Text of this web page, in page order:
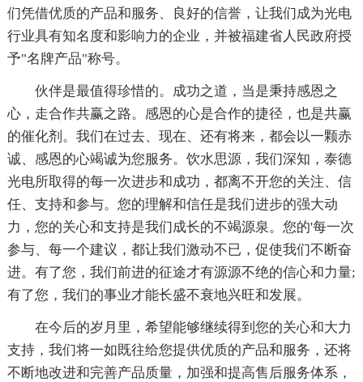
们凭借优质的产品和服务、良好的信誉，让我们成为光电
行业具有知名度和影响力的企业，并被福建省人民政府授
予"名牌产品"称号。
伙伴是最值得珍惜的。成功之道，当是秉持感恩之
心，走合作共赢之路。感恩的心是合作的捷径，也是共赢
的催化剂。我们在过去、现在、还有将来，都会以一颗赤
诚、感恩的心竭诚为您服务。饮水思源，我们深知，泰德
光电所取得的每一次进步和成功，都离不开您的关注、信
任、支持和参与。您的理解和信任是我们进步的强大动
力，您的关心和支持是我们成长的不竭源泉。您的'每一次
参与、每一个建议，都让我们激动不已，促使我们不断奋
进。有了您，我们前进的征途才有源源不绝的信心和力量;
有了您，我们的事业才能长盛不衰地兴旺和发展。
在今后的岁月里，希望能够继续得到您的关心和大力
支持，我们将一如既往给您提供优质的产品和服务，还将
不断地改进和完善产品质量，加强和提高售后服务体系，